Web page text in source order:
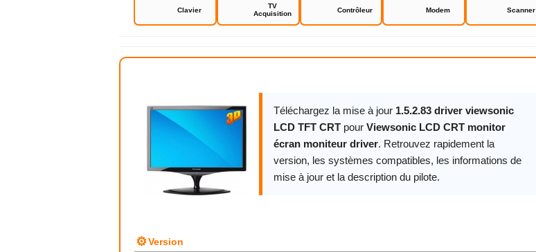
Clavier
TV
Acquisition
Contrôleur Modem Scanner
Viewsonic LCD CRT monitor écran moniteur driver
Téléchargez la mise à jour 1.5.2.83 driver viewsonic
LCD TFT CRT pour Viewsonic LCD CRT monitor
écran moniteur driver. Retrouvez rapidement la
version, les systèmes compatibles, les informations de
mise à jour et la description du pilote.
⚙Version